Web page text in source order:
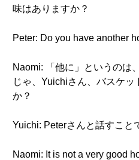
味はありますか？
Peter: Do you have another
Naomi: 「他に」というのは
じゃ、Yuichiさん、バスケ
か？
Yuichi: Peterさんと話すこと
Naomi: It is not a very good